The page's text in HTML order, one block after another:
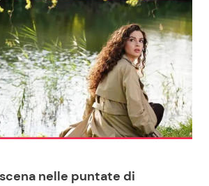
Cucina e Ricette
Consigli di Cucina
Dolci
Le Ricette in TV
nelle puntate di